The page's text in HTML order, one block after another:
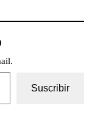
Suscribir